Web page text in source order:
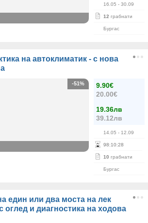
16.05 - 30.09
12 грабнати
Бургас
на автоклиматик - с нова
9.90€
20.00€
19.36лв
39.12лв
14.05 - 12.09
98:10:28
10 грабнати
Бургас
-51%
един или два моста на лек
и диагностика на ходова